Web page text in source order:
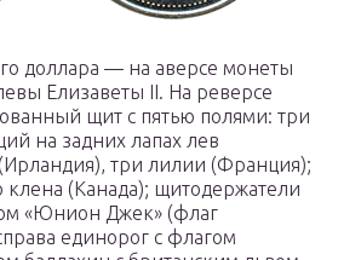
доллара — на аверсе монеты
Елизаветы II. На реверсе
щит с пятью полями: три
на задних лапах лев
три лилии (Франция);
клена (Канада); щитодержатели
«Юнион Джек» (флаг
единорог с флагом